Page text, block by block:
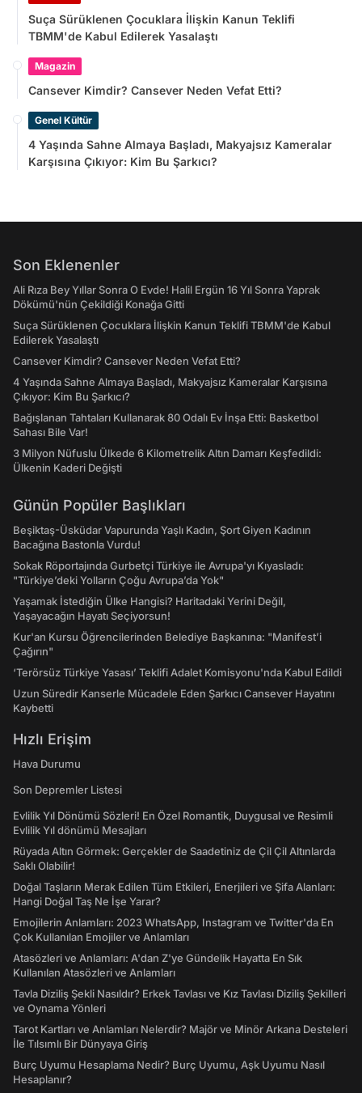
Suça Sürüklenen Çocuklara İlişkin Kanun Teklifi
TBMM'de Kabul Edilerek Yasalaştı
Magazin
Cansever Kimdir? Cansever Neden Vefat Etti?
Genel Kültür
4 Yaşında Sahne Almaya Başladı, Makyajsız Kameralar
Karşısına Çıkıyor: Kim Bu Şarkıcı?
Son Eklenenler
Ali Rıza Bey Yıllar Sonra O Evde! Halil Ergün 16 Yıl Sonra Yaprak
Dökümü'nün Çekildiği Konağa Gitti
Suça Sürüklenen Çocuklara İlişkin Kanun Teklifi TBMM'de Kabul
Edilerek Yasalaştı
Cansever Kimdir? Cansever Neden Vefat Etti?
4 Yaşında Sahne Almaya Başladı, Makyajsız Kameralar Karşısına
Çıkıyor: Kim Bu Şarkıcı?
Bağışlanan Tahtaları Kullanarak 80 Odalı Ev İnşa Etti: Basketbol
Sahası Bile Var!
3 Milyon Nüfuslu Ülkede 6 Kilometrelik Altın Damarı Keşfedildi:
Ülkenin Kaderi Değişti
Günün Popüler Başlıkları
Beşiktaş-Üsküdar Vapurunda Yaşlı Kadın, Şort Giyen Kadının
Bacağına Bastonla Vurdu!
Sokak Röportajında Gurbetçi Türkiye ile Avrupa'yı Kıyasladı:
"Türkiye’deki Yolların Çoğu Avrupa’da Yok"
Yaşamak İstediğin Ülke Hangisi? Haritadaki Yerini Değil,
Yaşayacağın Hayatı Seçiyorsun!
Kur'an Kursu Öğrencilerinden Belediye Başkanına: "Manifest’i
Çağırın"
‘Terörsüz Türkiye Yasası’ Teklifi Adalet Komisyonu'nda Kabul Edildi
Uzun Süredir Kanserle Mücadele Eden Şarkıcı Cansever Hayatını
Kaybetti
Hızlı Erişim
Hava Durumu
Son Depremler Listesi
Evlilik Yıl Dönümü Sözleri! En Özel Romantik, Duygusal ve Resimli
Evlilik Yıl dönümü Mesajları
Rüyada Altın Görmek: Gerçekler de Saadetiniz de Çil Çil Altınlarda
Saklı Olabilir!
Doğal Taşların Merak Edilen Tüm Etkileri, Enerjileri ve Şifa Alanları:
Hangi Doğal Taş Ne İşe Yarar?
Emojilerin Anlamları: 2023 WhatsApp, Instagram ve Twitter'da En
Çok Kullanılan Emojiler ve Anlamları
Atasözleri ve Anlamları: A'dan Z'ye Gündelik Hayatta En Sık
Kullanılan Atasözleri ve Anlamları
Tavla Diziliş Şekli Nasıldır? Erkek Tavlası ve Kız Tavlası Diziliş Şekilleri
ve Oynama Yönleri
Tarot Kartları ve Anlamları Nelerdir? Majör ve Minör Arkana Desteleri
İle Tılsımlı Bir Dünyaya Giriş
Burç Uyumu Hesaplama Nedir? Burç Uyumu, Aşk Uyumu Nasıl
Hesaplanır?